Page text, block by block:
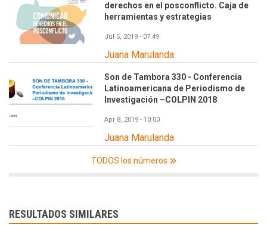
derechos en el posconflicto. Caja de
herramientas y estrategias
Jul 5, 2019 - 07:49
Juana Marulanda
Son de Tambora 330 - Conferencia
Latinoamericana de Periodismo de
Investigación –COLPIN 2018
Apr 8, 2019 - 10:00
Juana Marulanda
TODOS los números
RESULTADOS SIMILARES